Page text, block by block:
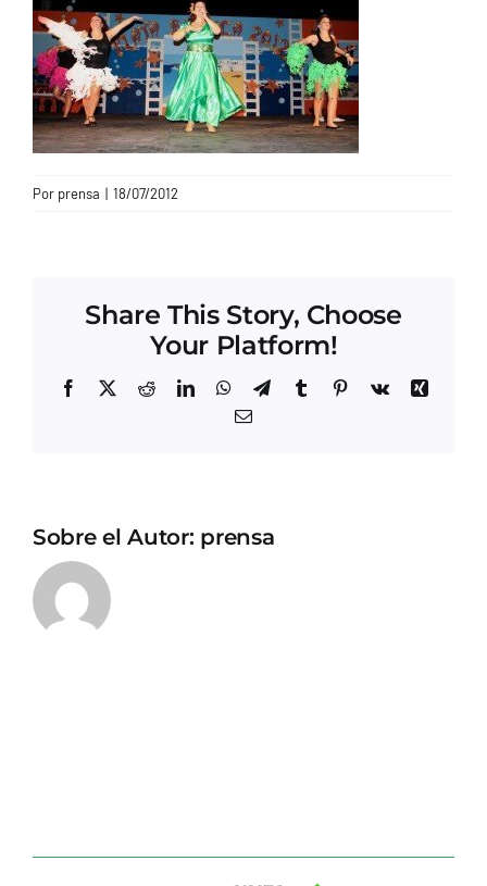
CONTACTO
Por prensa | 18/07/2012
Share This Story, Choose
Your Platform!
Facebook
X RedditLinkedInWhatsApp
TelegramTumblrPinterest
Vk
Xing
Correo
Sobre el Autor: prensa